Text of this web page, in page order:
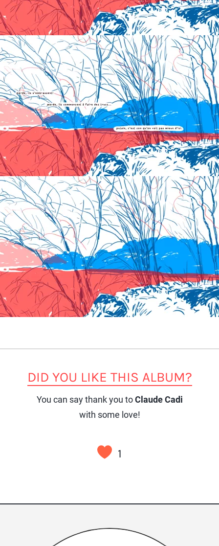
DID YOU LIKE THIS ALBUM?
You can say thank you toClaude Cadi
with some love!
1